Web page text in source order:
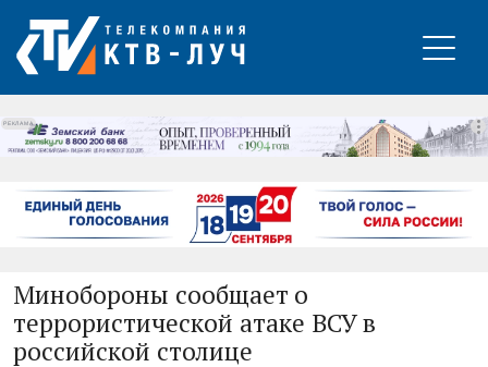
РЕКЛАМА
Минобороны сообщает о
террористической атаке ВСУ в
российской столице